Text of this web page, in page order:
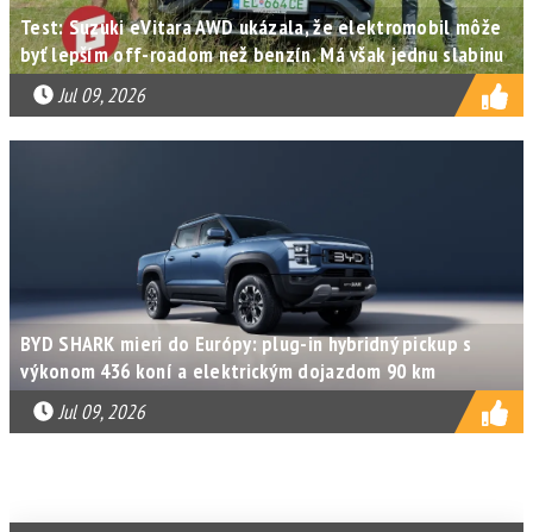
Test: Suzuki eVitara AWD ukázala, že elektromobil môže
byť lepším off-roadom než benzín. Má však jednu slabinu
Jul 09, 2026
BYD SHARK mieri do Európy: plug-in hybridný pickup s
výkonom 436 koní a elektrickým dojazdom 90 km
Jul 09, 2026